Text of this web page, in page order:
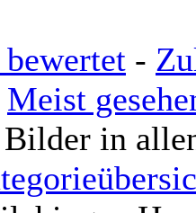
-
Meist
Bilder in